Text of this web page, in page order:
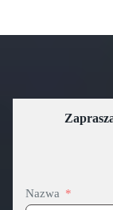
Nazwa